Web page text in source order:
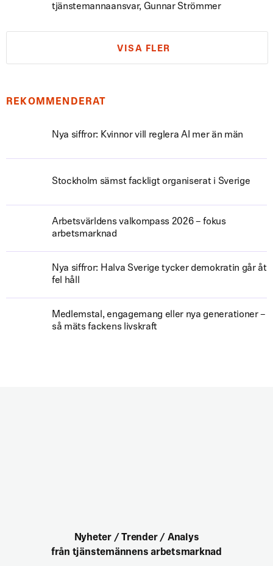
tjänstemannaansvar, Gunnar Strömmer
VISA FLER
REKOMMENDERAT
Nya siffror: Kvinnor vill reglera AI mer än män
Stockholm sämst fackligt organiserat i Sverige
Arbetsvärldens valkompass 2026 – fokus
arbetsmarknad
Nya siffror: Halva Sverige tycker demokratin går åt
fel håll
Medlemstal, engagemang eller nya generationer –
så mäts fackens livskraft
Nyheter / Trender / Analys
från tjänstemännens arbetsmarknad